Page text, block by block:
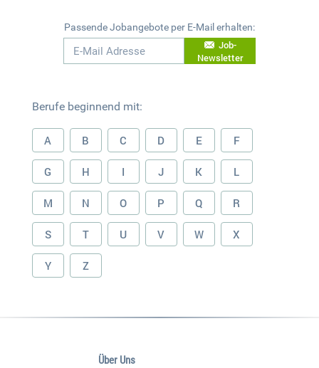
Passende Jobangebote per E-Mail erhalten:
Job-
Newsletter
Berufe beginnend mit:
A B C D E F
G H I J K L
M N O P Q R
S T U V W X
Y Z
Über Uns